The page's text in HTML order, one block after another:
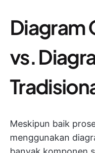
Diagram
vs.
Meskipun baik
menggunakan